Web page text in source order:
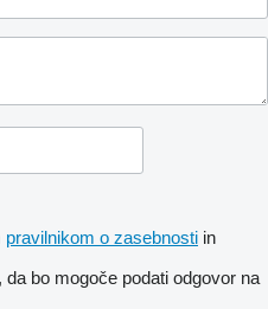
pravilnikom o zasebnosti in
bo mogoče podati odgovor na